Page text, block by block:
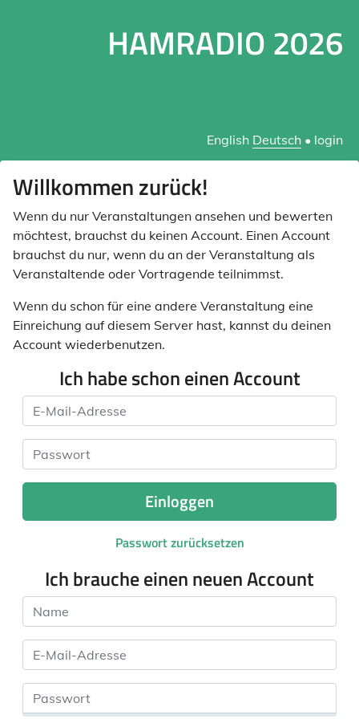
HAMRADIO 2026
English Deutsch • login
Willkommen zurück!
Wenn du nur Veranstaltungen ansehen und bewerten
möchtest, brauchst du keinen Account. Einen Account
brauchst du nur, wenn du an der Veranstaltung als
Veranstaltende oder Vortragende teilnimmst.
Wenn du schon für eine andere Veranstaltung eine
Einreichung auf diesem Server hast, kannst du deinen
Account wiederbenutzen.
Ich habe schon einen Account
E-Mail-Adresse
Passwort
Einloggen
Passwort zurücksetzen
Ich brauche einen neuen Account
Name
E-Mail-Adresse
Passwort